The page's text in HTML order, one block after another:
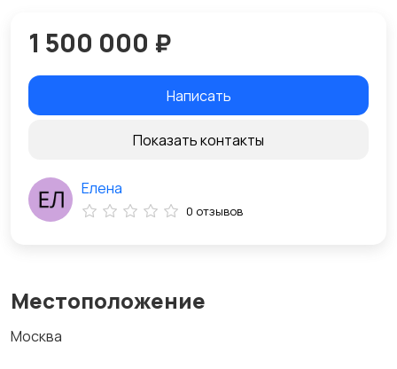
Местоположение
Москва
1 500 000 ₽
Написать
Показать контакты
Елена
0 отзывов